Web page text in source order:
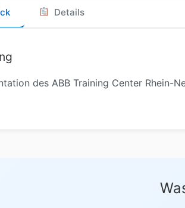
Details
des ABB Training Center Rhein-